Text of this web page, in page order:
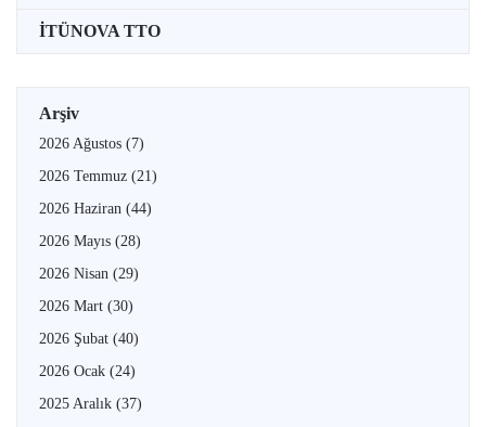
İTÜNOVA TTO
Arşiv
2026 Ağustos (7)
2026 Temmuz (21)
2026 Haziran (44)
2026 Mayıs (28)
2026 Nisan (29)
2026 Mart (30)
2026 Şubat (40)
2026 Ocak (24)
2025 Aralık (37)